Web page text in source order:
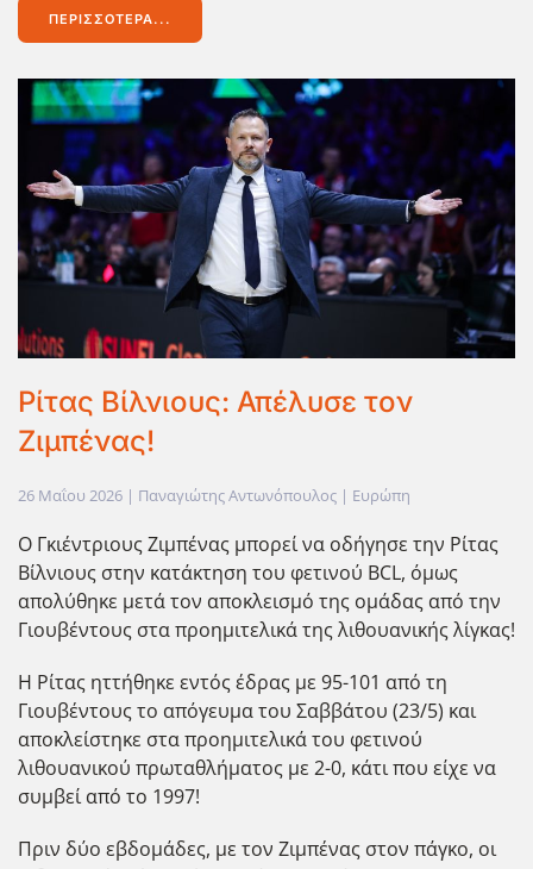
ΠΕΡΙΣΣΌΤΕΡΑ...
Ρίτας Βίλνιους: Απέλυσε τον
Ζιμπένας!
26 Μαΐου 2026 | Παναγιώτης Αντωνόπουλος | Ευρώπη
Ο Γκιέντριους Ζιμπένας μπορεί να οδήγησε την Ρίτας
Βίλνιους στην κατάκτηση του φετινού BCL, όμως
απολύθηκε μετά τον αποκλεισμό της ομάδας από την
Γιουβέντους στα προημιτελικά της λιθουανικής λίγκας!
Η Ρίτας ηττήθηκε εντός έδρας με 95-101 από τη
Γιουβέντους το απόγευμα του Σαββάτου (23/5) και
αποκλείστηκε στα προημιτελικά του φετινού
λιθουανικού πρωταθλήματος με 2-0, κάτι που είχε να
συμβεί από το 1997!
Πριν δύο εβδομάδες, με τον Ζιμπένας στον πάγκο, οι